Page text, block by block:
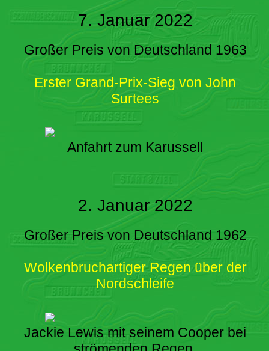
7. Januar 2022
Großer Preis von Deutschland 1963
Erster Grand-Prix-Sieg von John
Surtees
Anfahrt zum Karussell
2. Januar 2022
Großer Preis von Deutschland 1962
Wolkenbruchartiger Regen über der
Nordschleife
Jackie Lewis mit seinem Cooper bei